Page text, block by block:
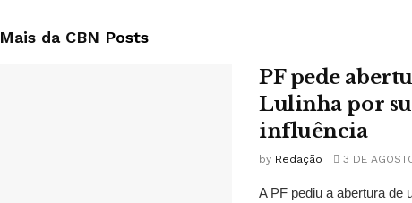
Mais da CBN Posts
PF pede
Lulinha por
influência
by Redação 3 DE
A PF pediu a abertura de